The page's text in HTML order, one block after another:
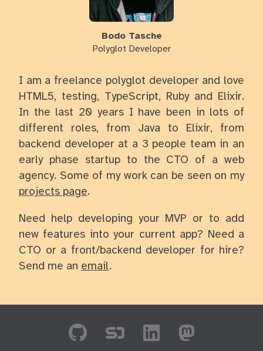
Bodo Tasche
Polyglot Developer
I am a freelance polyglot developer and love
HTML5, testing, TypeScript, Ruby and Elixir.
In the last 20 years I have been in lots of
different roles, from Java to Elixir, from
backend developer at a 3 people team in an
early phase startup to the CTO of a web
agency. Some of my work can be seen on my
projects page.
Need help developing your MVP or to add
new features into your current app? Need a
CTO or a front/backend developer for hire?
Send me an email.